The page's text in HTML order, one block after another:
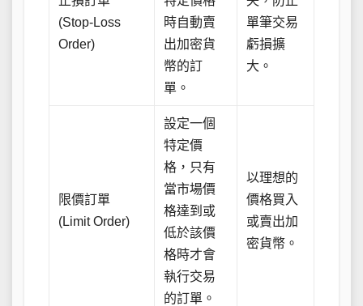
(Stop-Loss
Order)
時自動賣
出加密貨
幣的訂
單。
單筆交易
虧損擴
大。
限價訂單
(Limit Order)
設定一個
特定價
格，只有
當市場價
格達到或
低於該價
格時才會
執行交易
的訂單。
以理想的
價格買入
或賣出加
密貨幣。